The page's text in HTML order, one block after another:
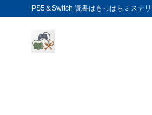
PS5＆Switch 読書はもっぱらミステ